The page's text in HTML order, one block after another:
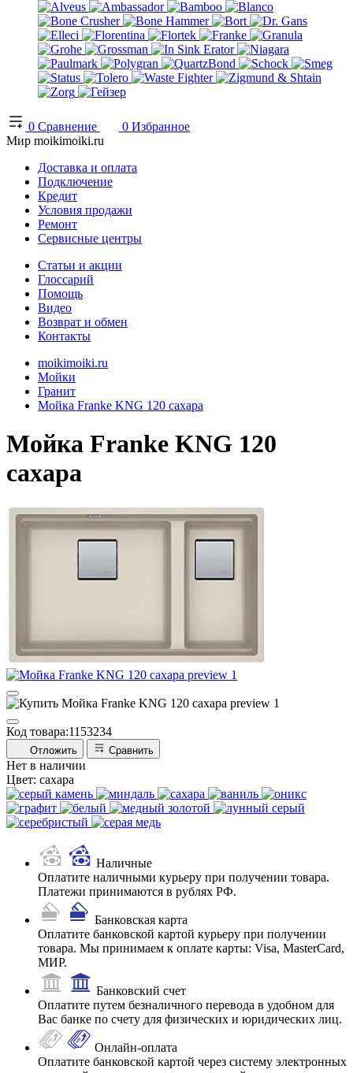
0 Сравнение 0 Избранное
Мир moikimoiki.ru
Доставка и оплата
Подключение
Кредит
Условия продажи
Ремонт
Сервисные центры
Статьи и акции
Глоссарий
Помощь
Видео
Возврат и обмен
Контакты
moikimoiki.ru
Мойки
Гранит
Мойка Franke KNG 120 сахара
Мойка Franke KNG 120
сахара
Код товара:1153234
Отложить Сравнить
Нет в наличии
Цвет: сахара
Наличные
Оплатите наличными курьеру при получении товара.
Платежи принимаются в рублях РФ.
Банковская карта
Оплатите банковской картой курьеру при получении
товара. Мы принимаем к оплате карты: Visa, MasterCard,
МИР.
Банковский счет
Оплатите путем безналичного перевода в удобном для
Вас банке по счету для физических и юридических лиц.
Онлайн-оплата
Оплатите банковской картой через систему электронных